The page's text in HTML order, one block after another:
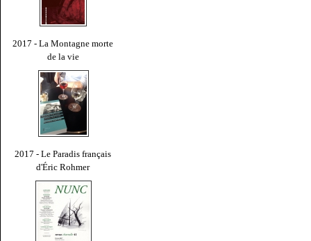
2017 - La Montagne morte
de la vie
2017 - Le Paradis français
d'Éric Rohmer